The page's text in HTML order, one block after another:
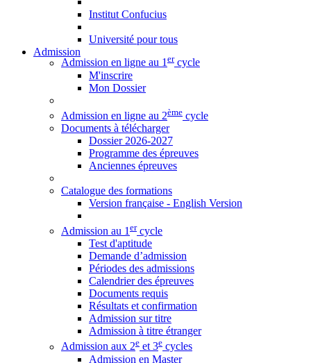
Institut Confucius
Université pour tous
Admission
Admission en ligne au 1ercycle
M'inscrire
Mon Dossier
Admission en ligne au 2ème cycle
Documents à télécharger
Dossier 2026-2027
Programme des épreuves
Anciennes épreuves
Catalogue des formations
Version française - English Version
Admission au 1 ercycle
Test d'aptitude
Demande d’admission
Périodes des admissions
Calendrier des épreuves
Documents requis
Résultats et confirmation
Admission sur titre
Admission à titre étranger
Admission aux 2e et 3e cycles
Admission en Master